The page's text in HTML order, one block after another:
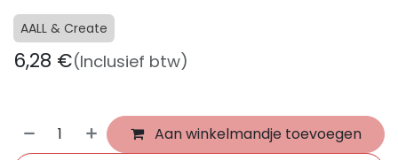
AALL & Create
6,28 €(Inclusief btw)
Aan winkelmandje toevoegen